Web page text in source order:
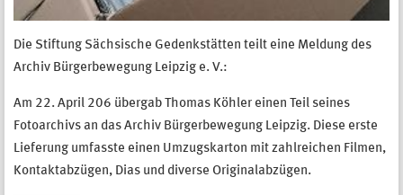
Die Stiftung Sächsische Gedenkstätten teilt eine Meldung des
Archiv Bürgerbewegung Leipzig e. V.:
Am 22. April 206 übergab Thomas Köhler einen Teil seines
Fotoarchivs an das Archiv Bürgerbewegung Leipzig. Diese erste
Lieferung umfasste einen Umzugskarton mit zahlreichen Filmen,
Kontaktabzügen, Dias und diverse Originalabzügen.